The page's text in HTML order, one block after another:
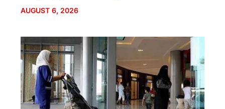
AUGUST 6, 2026